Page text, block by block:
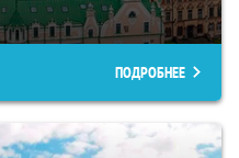
ПОДРОБНЕЕ